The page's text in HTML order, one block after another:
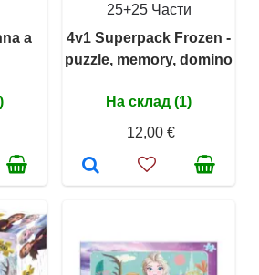
a
25+25 Части
4v1 Superpack Frozen -
puzzle, memory, domino
На склад (1)
12,00 €